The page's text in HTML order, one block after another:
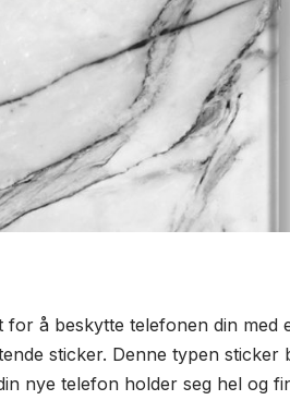
for å beskytte telefonen din med
sticker. Denne typen
nye telefon holder seg hel og